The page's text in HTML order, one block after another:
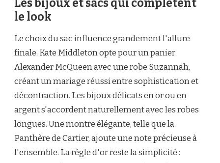
Les bijoux et sacs qui complètent
le look
Le choix du sac influence grandement l'allure
finale. Kate Middleton opte pour un panier
Alexander McQueen avec une robe Suzannah,
créant un mariage réussi entre sophistication et
décontraction. Les bijoux délicats en or ou en
argent s'accordent naturellement avec les robes
longues. Une montre élégante, telle que la
Panthère de Cartier, ajoute une note précieuse à
l'ensemble. La règle d'or reste la simplicité :